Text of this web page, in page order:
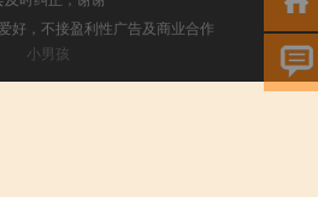
好，不接盈利性广告及商业合作
小男孩